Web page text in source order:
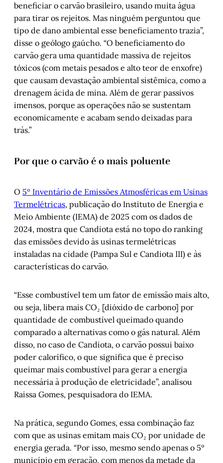
beneficiar o carvão brasileiro, usando muita água
para tirar os rejeitos. Mas ninguém perguntou que
tipo de dano ambiental esse beneficiamento trazia”,
disse o geólogo gaúcho. “O beneficiamento do
carvão gera uma quantidade massiva de rejeitos
tóxicos (com metais pesados e alto teor de enxofre)
que causam devastação ambiental sistêmica, como a
drenagem ácida de mina. Além de gerar passivos
imensos, porque as operações não se sustentam
economicamente e acabam sendo deixadas para
trás.”
Por que o carvão é o mais poluente
O 5º Inventário de Emissões Atmosféricas em Usinas
Termelétricas, publicação do Instituto de Energia e
Meio Ambiente (IEMA) de 2025 com os dados de
2024, mostra que Candiota está no topo do ranking
das emissões devido às usinas termelétricas
instaladas na cidade (Pampa Sul e Candiota III) e às
características do carvão.
“Esse combustível tem um fator de emissão mais alto,
ou seja, libera mais CO₂ [dióxido de carbono] por
quantidade de combustível queimado quando
comparado a alternativas como o gás natural. Além
disso, no caso de Candiota, o carvão possui baixo
poder calorífico, o que significa que é preciso
queimar mais combustível para gerar a energia
necessária à produção de eletricidade”, analisou
Raissa Gomes, pesquisadora do IEMA.
Na prática, segundo Gomes, essa combinação faz
com que as usinas emitam mais CO₂ por unidade de
energia gerada. “Por isso, mesmo sendo apenas o 5º
município em geração, com menos da metade da